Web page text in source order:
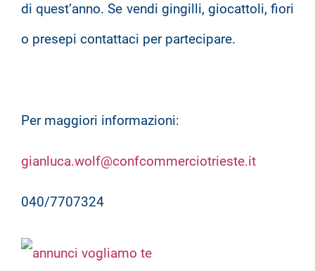
di quest’anno. Se vendi gingilli, giocattoli, fiori
o presepi contattaci per partecipare.
Per maggiori informazioni:
gianluca.wolf@confcommerciotrieste.it
040/7707324